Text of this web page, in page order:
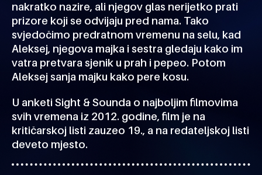
nakratko nazire, ali njegov glas nerijetko prati
prizore koji se odvijaju pred nama. Tako
svjedočimo predratnom vremenu na selu, kad
Aleksej, njegova majka i sestra gledaju kako im
vatra pretvara sjenik u prah i pepeo. Potom
Aleksej sanja majku kako pere kosu.
U anketi Sight & Sounda o najboljim filmovima
svih vremena iz 2012. godine, film je na
kritičarskoj listi zauzeo 19., a na redateljskoj listi
deveto mjesto.